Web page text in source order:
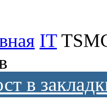
IT
в